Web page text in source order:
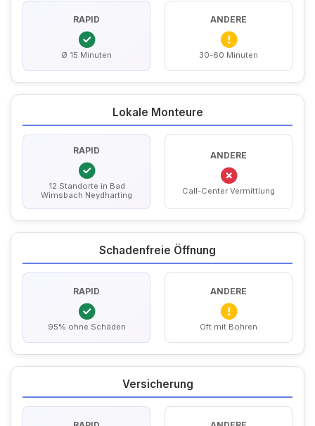
RAPID
Ø 15 Minuten
ANDERE
30-60 Minuten
Lokale Monteure
RAPID
12 Standorte in Bad
Wimsbach Neydharting
ANDERE
Call-Center Vermittlung
Schadenfreie Öffnung
RAPID
95% ohne Schäden
ANDERE
Oft mit Bohren
Versicherung